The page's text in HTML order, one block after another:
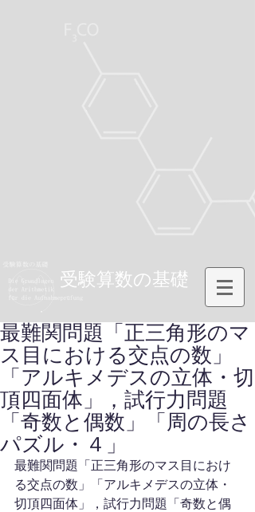
受験算数の基礎
最難関問題「正三角形のマ
ス目における交点の数」
「アルキメデスの立体・切
頂四面体」，試行力問題
「奇数と偶数」「周の長さ
パズル・４」
最難関問題「正三角形のマス目におけ
る交点の数」「アルキメデスの立体・
切頂四面体」，試行力問題「奇数と偶